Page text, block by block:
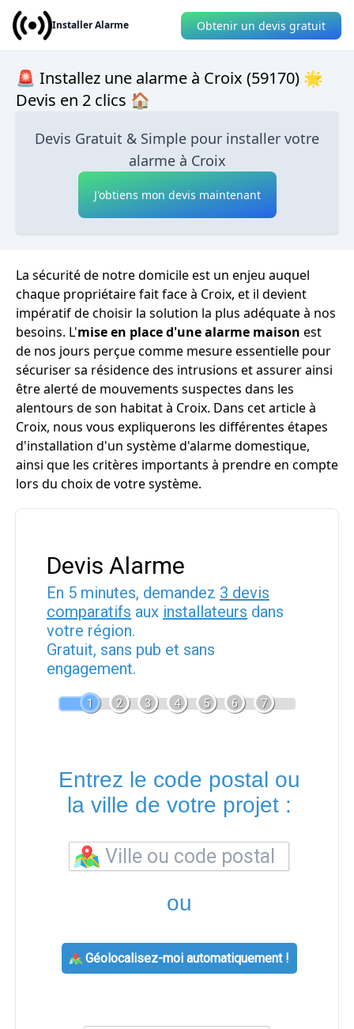
Installer Alarme Obtenir un devis gratuit
🚨 Installez une alarme à Croix (59170) 🌟
Devis en 2 clics 🏠
Devis Gratuit & Simple pour installer votre
alarme à Croix
J'obtiens mon devis maintenant
La sécurité de notre domicile est un enjeu auquel
chaque propriétaire fait face à Croix, et il devient
impératif de choisir la solution la plus adéquate à nos
besoins. L'mise en place d'une alarme maison est
de nos jours perçue comme mesure essentielle pour
sécuriser sa résidence des intrusions et assurer ainsi
être alerté de mouvements suspectes dans les
alentours de son habitat à Croix. Dans cet article à
Croix, nous vous expliquerons les différentes étapes
d'installation d'un système d'alarme domestique,
ainsi que les critères importants à prendre en compte
lors du choix de votre système.
Devis Alarme
En 5 minutes, demandez 3 devis
comparatifs aux installateurs dans
votre région.
Gratuit, sans pub et sans
engagement.
1 2 3 4 5 6 7
Entrez le code postal ou
la ville de votre projet :
ou
Géolocalisez-moi automatiquement !